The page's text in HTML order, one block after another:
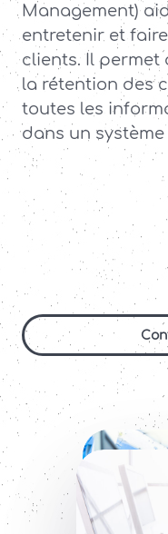
Nous
Management)
entretenir et
clients. Il permet
la rétention des
toutes les
dans un